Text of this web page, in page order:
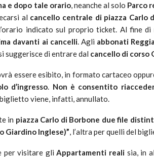
e dopo tale orario, neanche al solo Parco
al cancello centrale di piazza Carlo
indicato sul proprio ticket. Al fine
davanti ai cancelli. Agli abbonati
suggerisce di entrare dal cancello di corso
essere esibito, in formato cartaceo
d’ingresso. Non è consentito
viene, infatti, annullato.
in piazza Carlo di Borbone due file
Giardino Inglese)”, l’altra per quelli del
per visitare gliAppartamenti reali sia, in